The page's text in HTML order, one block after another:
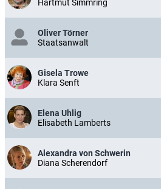
Hartmut Simmring
Oliver Törner
Staatsanwalt
Gisela Trowe
Klara Senft
Elena Uhlig
Elisabeth Lamberts
Alexandra von Schwerin
Diana Scherendorf